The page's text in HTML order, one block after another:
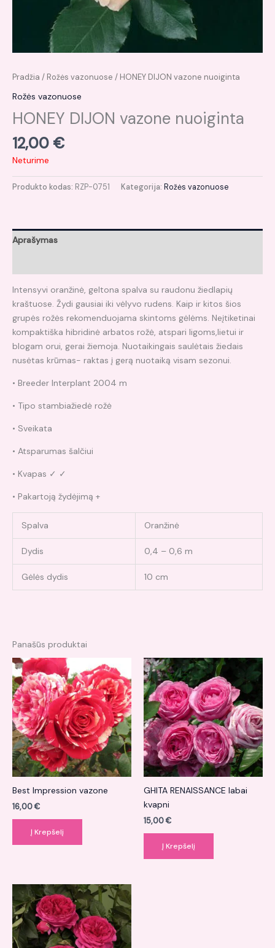
Pradžia / Rožės vazonuose / HONEY DIJON vazone nuoiginta
Rožės vazonuose
HONEY DIJON vazone nuoiginta
12,00 €
Neturime
Produkto kodas: RZP-0751 Kategorija: Rožės vazonuose
Aprašymas
Intensyvi oranžinė, geltona spalva su raudonu žiedlapių
kraštuose. Žydi gausiai iki vėlyvo rudens. Kaip ir kitos šios
grupės rožės rekomenduojama skintoms gėlėms. Neįtiketinai
kompaktiška hibridinė arbatos rožė, atspari ligoms,lietui ir
blogam orui, gerai žiemoja. Nuotaikingais saulėtais žiedais
nusėtas krūmas- raktas į gerą nuotaiką visam sezonui.
• Breeder Interplant 2004 m
• Tipo stambiažiedė rožė
• Sveikata
• Atsparumas šalčiui
• Kvapas ✓ ✓
• Pakartoją žydėjimą +
Spalva Oranžinė
Dydis 0,4 – 0,6 m
Gėlės dydis 10 cm
Panašūs produktai
Best Impression vazone
16,00€
Į Krepšelį
GHITA RENAISSANCE labai
kvapni
15,00€
Į Krepšelį